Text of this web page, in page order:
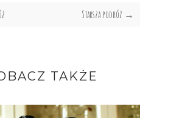
Starsza podróż →
TAKŻE